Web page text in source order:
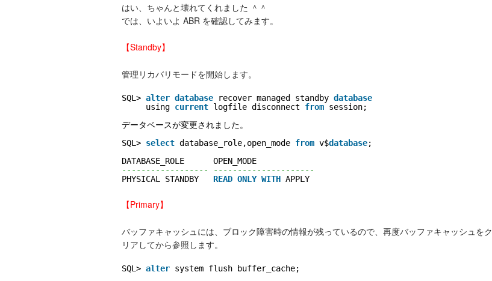
はい、ちゃんと壊れてくれました ＾＾
では、いよいよ ABR を確認してみます。
【Standby】
管理リカバリモードを開始します。
SQL> alter database recover managed standby database
using current logfile disconnect from session;
データベースが変更されました。
SQL> select database_role,open_mode from v$database;
DATABASE_ROLE      OPEN_MODE
------------------ ---------------------
PHYSICAL STANDBY READ ONLY WITH APPLY
【Primary】
バッファキャッシュには、ブロック障害時の情報が残っているので、再度バッファキャッシュをク
リアしてから参照します。
SQL> alter system flush buffer_cache;